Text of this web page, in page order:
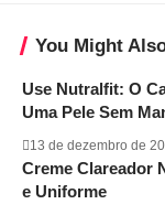
You Might
Use Nutralfit: O
Uma Pele Sem
13 de dezembro de
Creme Clareador
e Uniforme